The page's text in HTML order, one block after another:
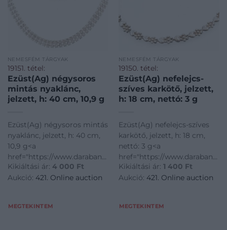
NEMESFÉM TÁRGYAK
19151. tétel:
Ezüst(Ag) négysoros
mintás nyaklánc,
jelzett, h: 40 cm, 10,9 g
Ezüst(Ag) négysoros mintás
nyaklánc, jelzett, h: 40 cm,
10,9 g<a
href="https://www.darabanth.com/hu/gyorsarveres/421/
disztargyak-ekszerek-
dragakovek/Nemesfem-
negysoros-mintas-nyakla
Kikiáltási ár: 4 000 Ft
Aukció: 421. Online auction
MEGTEKINTEM
NEMESFÉM TÁRGYAK
19150. tétel:
Ezüst(Ag) nefelejcs-
szíves karkötő, jelzett,
h: 18 cm, nettó: 3 g
Ezüst(Ag) nefelejcs-szíves
karkötő, jelzett, h: 18 cm,
nettó: 3 g<a
href="https://
disztargyak-ekszerek-
dragakovek/Nemesfem-
nefelejcs-szives-kar
Kikiáltási ár: 1 400 Ft
Aukció: 421. Online auction
MEGTEKINTEM